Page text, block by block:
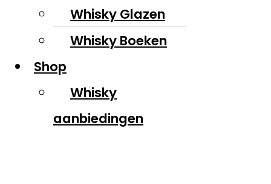
Whisky Glazen
Whisky Boeken
Shop
Whisky
aanbiedingen